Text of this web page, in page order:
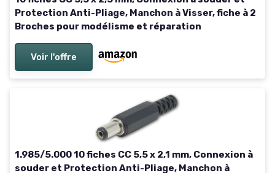
Protection Anti-Pliage, Manchon à Visser, fiche à 2
Broches pour modélisme et réparation
Voir l'offre
1.985/5.000 10 fiches CC 5,5 x 2,1 mm, Connexion à
souder et Protection Anti-Pliage, Manchon à